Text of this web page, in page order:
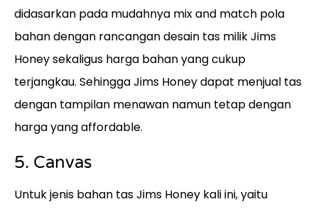
didasarkan pada mudahnya mix and match pola
bahan dengan rancangan desain tas milik Jims
Honey sekaligus harga bahan yang cukup
terjangkau. Sehingga Jims Honey dapat menjual tas
dengan tampilan menawan namun tetap dengan
harga yang affordable.
5. Canvas
Untuk jenis bahan tas Jims Honey kali ini, yaitu